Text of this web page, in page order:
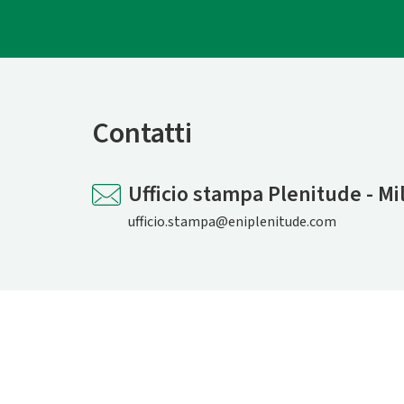
Contatti
Ufficio stampa Plenitude -
ufficio.stampa@eniplenitude.com